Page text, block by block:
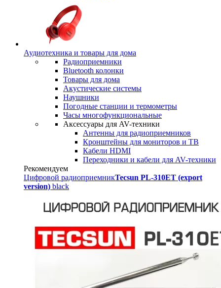
Аудиотехника и товары для дома
Радиоприемники
Bluetooth колонки
Товары для дома
Акустические системы
Наушники
Погодные станции и термометры
Часы многофункциональные
Аксессуары для AV-техники
Антенны для радиоприемников
Кронштейны для мониторов и ТВ
Кабели HDMI
Переходники и кабели для AV-техники
Рекомендуем
Цифровой радиоприемникTecsun PL-310ET (export
version) black